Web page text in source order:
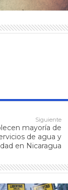
Siguiente
mayoría de
de agua y
en Nicaragua